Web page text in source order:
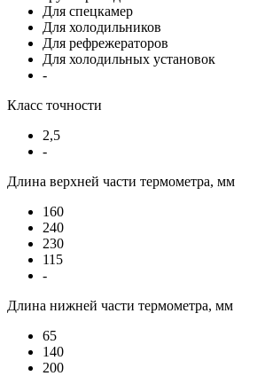
Для спецкамер
Для холодильников
Для рефрежераторов
Для холодильных установок
-
Класс точности
2,5
-
Длина верхней части термометра, мм
160
240
230
115
-
Длина нижней части термометра, мм
65
140
200